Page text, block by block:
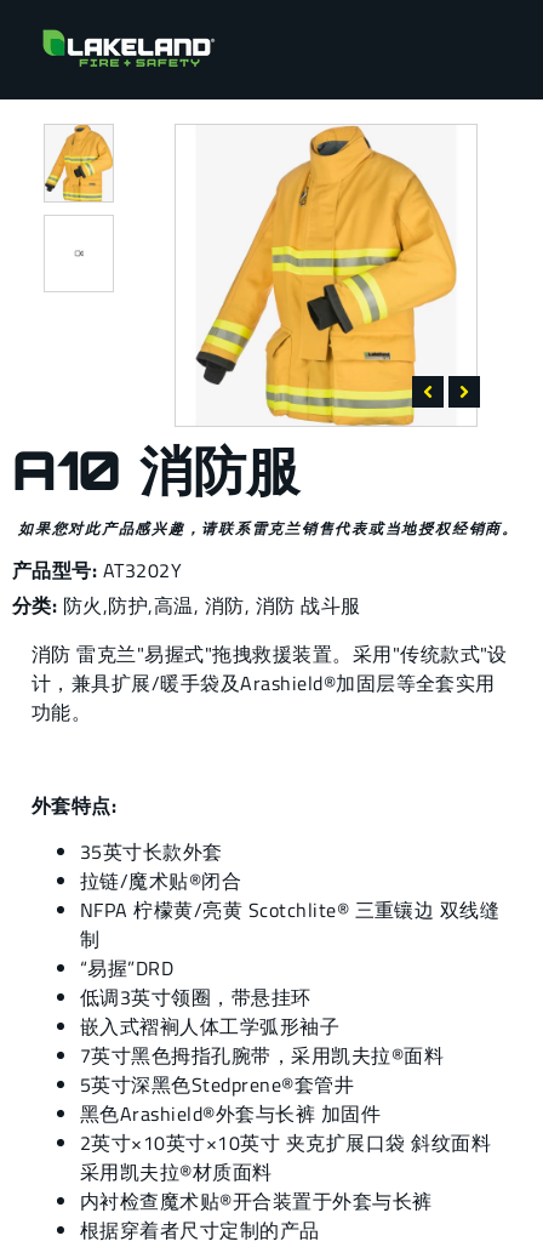
A10 消防服
如果您对此产品感兴趣，请联系雷克兰销售代表或当地授权经销商。
产品型号: AT3202Y
分类: 防火,防护,高温, 消防, 消防 战斗服
消防 雷克兰"易握式"拖拽救援装置。采用"传统款式"设
计，兼具扩展/暖手袋及Arashield®加固层等全套实用
功能。
外套特点:
35英寸长款外套
拉链/魔术贴®闭合
NFPA 柠檬黄/亮黄 Scotchlite® 三重镶边 双线缝
制
“易握”DRD
低调3英寸领圈，带悬挂环
嵌入式褶裥人体工学弧形袖子
7英寸黑色拇指孔腕带，采用凯夫拉®面料
5英寸深黑色Stedprene®套管井
黑色Arashield®外套与长裤 加固件
2英寸×10英寸×10英寸 夹克扩展口袋 斜纹面料
采用凯夫拉®材质面料
内衬检查魔术贴®开合装置于外套与长裤
根据穿着者尺寸定制的产品